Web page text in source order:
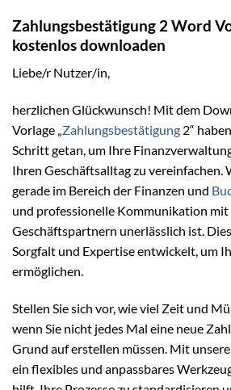
Zahlungsbestätigung 2 Word
kostenlos downloaden
Liebe/r Nutzer/in,
herzlichen Glückwunsch! Mit dem
Vorlage „Zahlungsbestätigung 2“
Schritt getan, um Ihre
Ihren Geschäftsalltag zu vereinfachen.
gerade im Bereich der Finanzen und
und professionelle Kommunikation
Geschäftspartnern unerlässlich ist.
Sorgfalt und Expertise entwickelt, um
ermöglichen.
Stellen Sie sich vor, wie viel Zeit und
wenn Sie nicht jedes Mal eine neue
Grund auf erstellen müssen. Mit
ein flexibles und anpassbares